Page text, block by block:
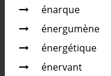
énarque
énergumène
énergétique
énervant